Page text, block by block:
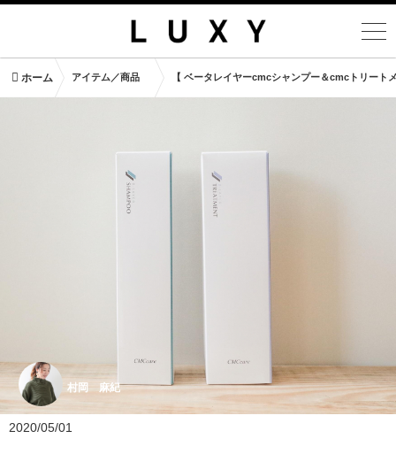
ホーム アイテム／商品 【 ベータレイヤーcmcシャンプー＆cmcトリート
村岡 麻紀
2020/05/01